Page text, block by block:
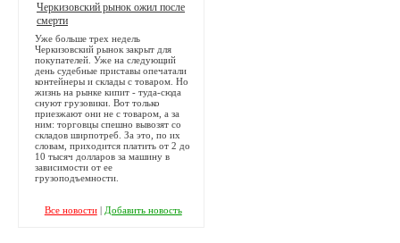
Черкизовский рынок ожил после
смерти
Уже больше трех недель
Черкизовский рынок закрыт для
покупателей. Уже на следующий
день судебные приставы опечатали
контейнеры и склады с товаром. Но
жизнь на рынке кипит - туда-сюда
снуют грузовики. Вот только
приезжают они не с товаром, а за
ним: торговцы спешно вывозят со
складов ширпотреб. За это, по их
словам, приходится платить от 2 до
10 тысяч долларов за машину в
зависимости от ее
грузоподъемности.
Все новости| Добавить новость